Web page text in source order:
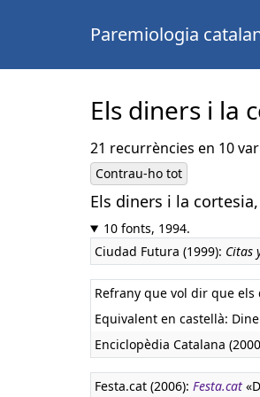
Paremiologia
Els diners i la
21 recurrències en 10
Contrau-ho tot
Els diners i la
10 fonts, 1994.
Ciudad Futura (1999): Citas
Refrany que vol dir que
Equivalent en castellà:
Enciclopèdia Catalana
Festa.cat (2006): Festa.cat